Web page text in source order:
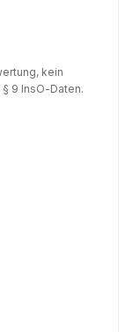
kein
9 InsO-Daten.